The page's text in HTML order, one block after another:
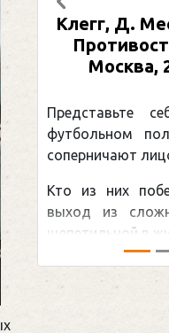
Роналду.
XXI века. —
— 457, [2] с.
битву на
Месси и Роналду
Кто найдет верный
на поле и
принесет своей ...
Предыдущий